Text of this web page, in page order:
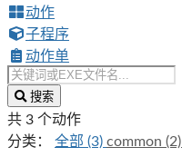
动作
子程序
动作单
搜索
共 3 个动作
分类：
全部 (3) common (2)